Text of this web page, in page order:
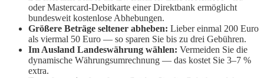
oder Mastercard-Debitkarte einer Direktbank ermöglicht
bundesweit kostenlose Abhebungen.
Größere Beträge seltener abheben: Lieber einmal 200 Euro
als viermal 50 Euro — so sparen Sie bis zu drei Gebühren.
Im Ausland Landeswährung wählen: Vermeiden Sie die
dynamische Währungsumrechnung — das kostet Sie 3–7 %
extra.